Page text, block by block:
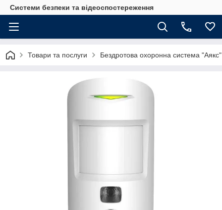
Системи безпеки та відеоспостереження
Товари та послуги Бездротова охоронна система "Аякс"